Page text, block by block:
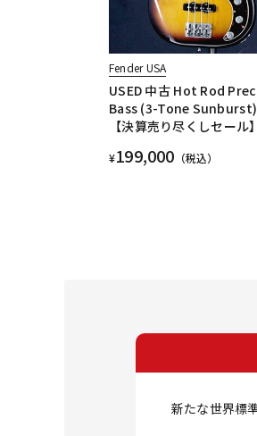
Fender USA
USED 中古 Hot Rod
Bass (3-Tone
【決算売り尽くしセール】
¥199,000 （税込）
新たな世界標